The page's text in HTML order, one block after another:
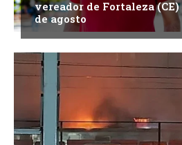
vereador de Fortaleza
de agosto